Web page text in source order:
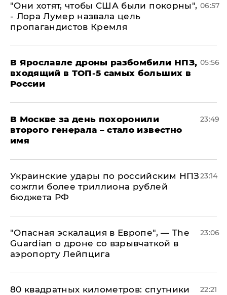
"Они хотят, чтобы США были покорны",
- Лора Лумер назвала цель
пропагандистов Кремля
06:57
В Ярославле дроны разбомбили НПЗ,
входящий в ТОП-5 самых больших в
России
05:56
В Москве за день похоронили
второго генерала – стало известно
имя
23:49
Украинские удары по российским НПЗ
сожгли более триллиона рублей
бюджета РФ
23:14
"Опасная эскалация в Европе", — The
Guardian о дроне со взрывчаткой в
аэропорту Лейпцига
23:06
80 квадратных километров: спутники 22:21